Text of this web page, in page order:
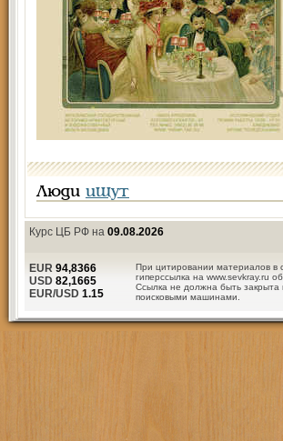
Люди ищут
Курс ЦБ РФ на 09.08.2026
При цитировании материалов в
гиперссылка на www.sevkray.ru
Ссылка не должна быть закрыта
поисковыми машинами.
EUR 94,8366
USD 82,1665
EUR/USD 1.15